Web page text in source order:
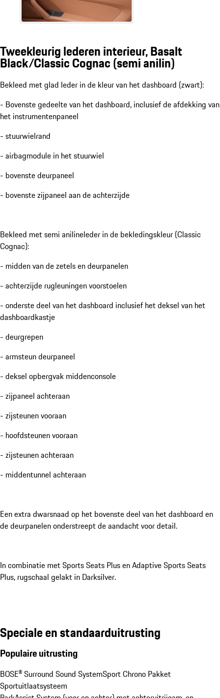
Tweekleurig lederen interieur, Basalt
Black/Classic Cognac (semi anilin)
Bekleed met glad leder in de kleur van het dashboard (zwart):
- Bovenste gedeelte van het dashboard, inclusief de afdekking van
het instrumentenpaneel
- stuurwielrand
- airbagmodule in het stuurwiel
- bovenste deurpaneel
- bovenste zijpaneel aan de achterzijde
Bekleed met semi anilineleder in de bekledingskleur (Classic
Cognac):
- midden van de zetels en deurpanelen
- achterzijde rugleuningen voorstoelen
- onderste deel van het dashboard inclusief het deksel van het
dashboardkastje
- deurgrepen
- armsteun deurpaneel
- deksel opbergvak middenconsole
- zijpaneel achteraan
- zijsteunen vooraan
- hoofdsteunen vooraan
- zijsteunen achteraan
- middentunnel achteraan
Een extra dwarsnaad op het bovenste deel van het dashboard en
de deurpanelen onderstreept de aandacht voor detail.
In combinatie met Sports Seats Plus en Adaptive Sports Seats
Plus, rugschaal gelakt in Darksilver.
Speciale en standaarduitrusting
Populaire uitrusting
BOSE® Surround Sound SystemSport Chrono Pakket
Sportuitlaatsysteem